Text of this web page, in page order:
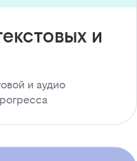
и
и аудио